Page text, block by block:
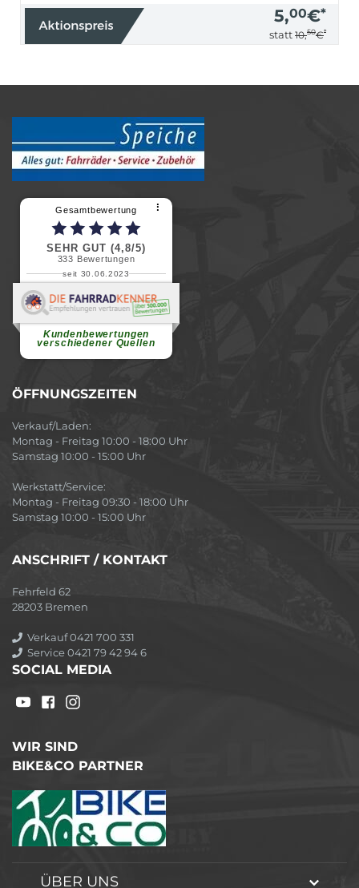
5,00€*
statt 10,50€*
Gesamtbewertung ⠇
SEHR GUT (4,8/5)
333 Bewertungen
seit 30.06.2023
Kundenbewertungen
verschiedener Quellen
Renate H.
Vielen Dank für ein herzliches
ÖFFNUNGSZEITEN
Verkauf/Laden:
Montag - Freitag 10:00 - 18:00 Uhr
Samstag 10:00 - 15:00 Uhr
Werkstatt/Service:
Montag - Freitag 09:30 - 18:00 Uhr
Samstag 10:00 - 15:00 Uhr
ANSCHRIFT / KONTAKT
Fehrfeld 62
28203 Bremen
Verkauf 0421 700 331
Service 0421 79 42 94 6
SOCIAL MEDIA
WIR SIND
BIKE&CO PARTNER
ÜBER UNS